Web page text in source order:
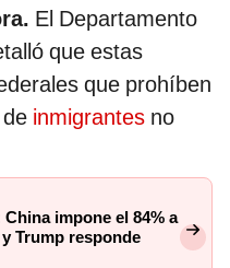
El Departamento
que estas
que prohíben
inmigrantes no
impone el 84% a
Trump responde